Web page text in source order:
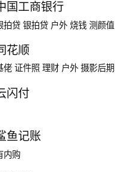
国工商银行
拍贷 银拍贷 户外 烧钱 测颜值
花顺
佬 证件照 理财 户外 摄影后期
闪付
鱼记账
内购